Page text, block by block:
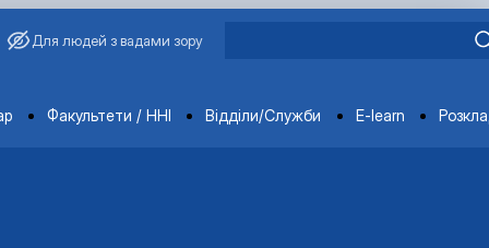
Для людей з вадами зору
Факультети / ННІ Відділи/Служби E-learn